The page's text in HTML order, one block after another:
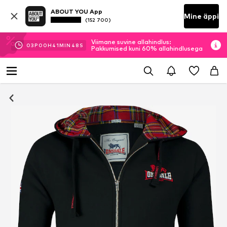
ABOUT YOU App
(152 700) Mine äppi
03P 00H 41MIN 47 S
Viimane suvine allahindlus:
Pakkumised kuni 60% allahindlusega